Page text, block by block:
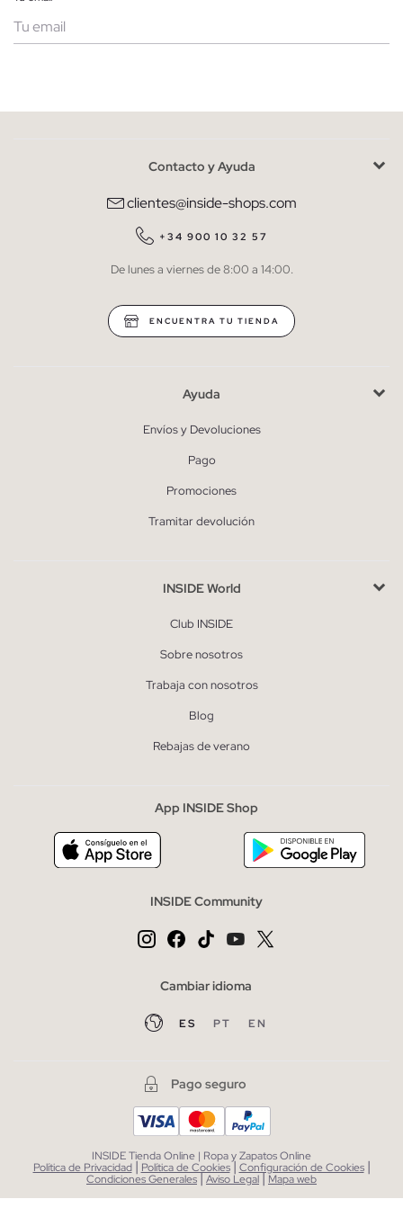
He leído y entiendo lapolítica de privacidad
QUIERO SUSCRIBIRME
* Puedes cancelar la suscripción en cualquier momento.
Contacto y Ayuda
clientes@inside-shops.com
+34 900 10 32 57
De lunes a viernes de 8:00 a 14:00.
ENCUENTRA TU TIENDA
Ayuda
Envíos y Devoluciones
Pago
Promociones
Tramitar devolución
INSIDE World
Club INSIDE
Sobre nosotros
Trabaja con nosotros
Blog
Rebajas de verano
App INSIDE Shop
INSIDE Community
Cambiar idioma
ES PT EN
Pago seguro
INSIDE Tienda Online | Ropa y Zapatos Online
Política de Privacidad | Política de Cookies| Configuración de Cookies |
Condiciones Generales|Aviso Legal| Mapa web